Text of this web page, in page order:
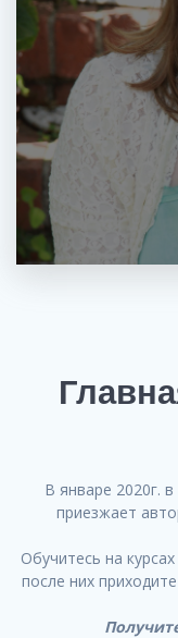
В январе 2020г.
приезжает
Обучитесь на
после них